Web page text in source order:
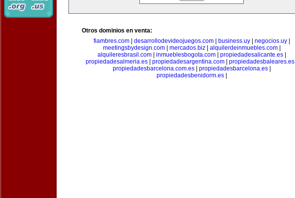
Otros dominios en venta:
fiambres.com| desarrollodevideojuegos.com| business.uy| negocios.uy|
meetingsbydesign.com| mercados.biz| alquilerdeinmuebles.com|
alquileresbrasil.com| inmueblesbogota.com| propiedadesalicante.es|
propiedadesalmeria.es
propiedadesargentina.com propiedadesbaleares.es
propiedadesbarcelona.com.es| propiedadesbarcelona.es|
propiedadesbenidorm.es|